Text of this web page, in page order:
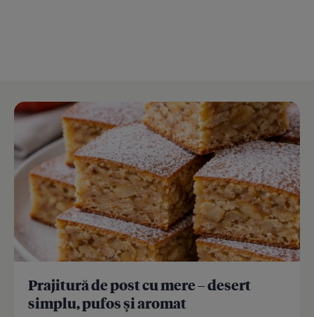
Prajitură de post cu mere – desert
simplu, pufos și aromat